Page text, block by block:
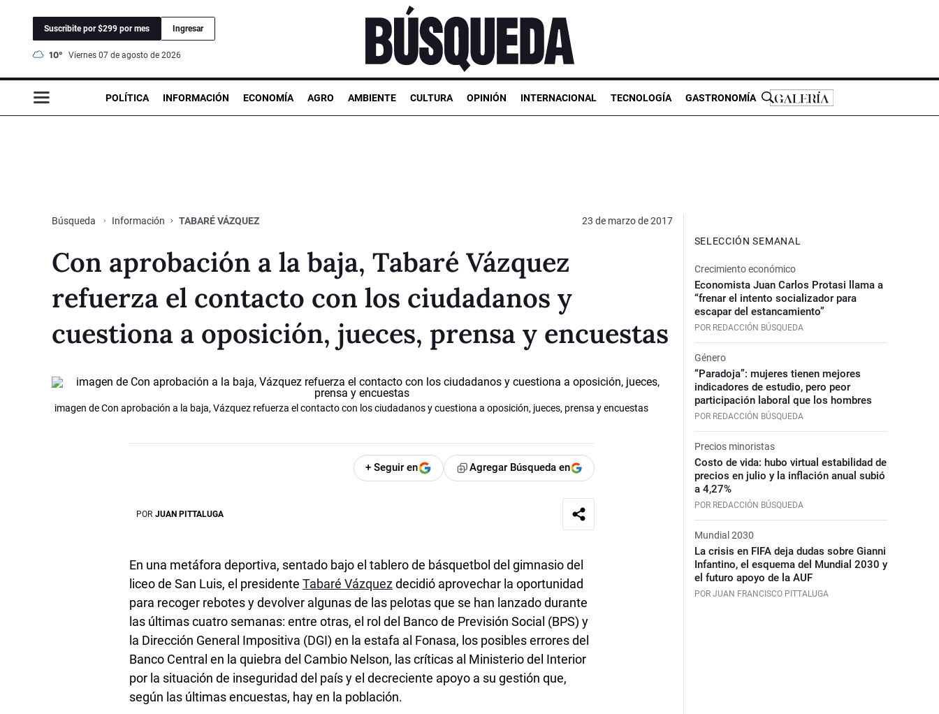
Suscribite por $299 por mes Ingresar
10° viernes 07 de agosto de 2026
POLÍTICA INFORMACIÓN ECONOMÍA AGRO AMBIENTE CULTURA OPINIÓN INTERNACIONAL TECNOLOGÍA GASTRONOMÍA
Búsqueda Información TABARÉ VÁZQUEZ 23 de marzo de 2017
Con aprobación a la baja, Tabaré Vázquez
refuerza el contacto con los ciudadanos y
cuestiona a oposición, jueces, prensa y encuestas
imagen de Con aprobación a la baja, Vázquez refuerza el contacto con los ciudadanos y cuestiona a oposición, jueces, prensa y encuestas
+ Seguir en Agregar Búsqueda en
POR JUAN PITTALUGA
En una metáfora deportiva, sentado bajo el tablero de básquetbol del gimnasio del
liceo de San Luis, el presidenteTabaré Vázquezdecidió aprovechar la oportunidad
para recoger rebotes y devolver algunas de las pelotas que se han lanzado durante
las últimas cuatro semanas: entre otras, el rol del Banco de Previsión Social (BPS) y
la Dirección General Impositiva (DGI) en la estafa al Fonasa, los posibles errores del
Banco Central en la quiebra del Cambio Nelson, las críticas al Ministerio del Interior
por la situación de inseguridad del país y el decreciente apoyo a su gestión que,
según las últimas encuestas, hay en la población.
SELECCIÓN SEMANAL
Crecimiento económico
Economista Juan Carlos Protasi llama a
“frenar el intento socializador para
escapar del estancamiento”
POR REDACCIÓN BÚSQUEDA
Género
“Paradoja”: mujeres tienen mejores
indicadores de estudio, pero peor
participación laboral que los hombres
POR REDACCIÓN BÚSQUEDA
Precios minoristas
Costo de vida: hubo virtual estabilidad de
precios en julio y la inflación anual subió
a 4,27%
POR REDACCIÓN BÚSQUEDA
Mundial 2030
La crisis en FIFA deja dudas sobre Gianni
Infantino, el esquema del Mundial 2030 y
el futuro apoyo de la AUF
POR JUAN FRANCISCO PITTALUGA